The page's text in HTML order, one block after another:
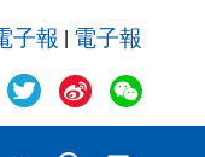
子報 電子報